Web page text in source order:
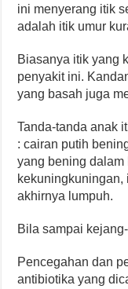
ini menyerang itik
adalah itik umur
Biasanya itik yang
penyakit ini.
yang basah juga
Tanda-tanda anak
: cairan putih
yang bening
kekuningkuningan,
akhirnya lumpuh.
Bila sampai
Pencegahan dan
antibiotika yang